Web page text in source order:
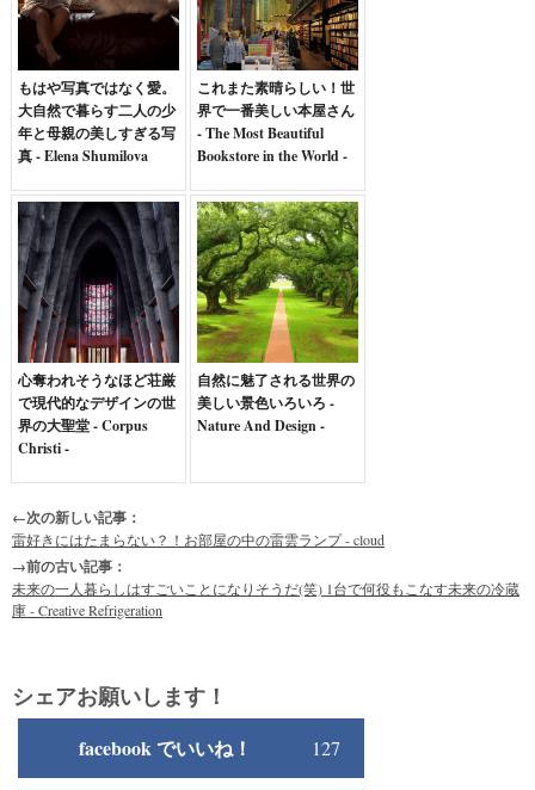
もはや写真ではなく愛。
大自然で暮らす二人の少
年と母親の美しすぎる写
真 - Elena Shumilova
これまた素晴らしい！世
界で一番美しい本屋さん
- The Most Beautiful
Bookstore in the World -
心奪われそうなほど荘厳
で現代的なデザインの世
界の大聖堂 - Corpus
Christi -
自然に魅了される世界の
美しい景色いろいろ -
Nature And Design -
←次の新しい記事：
雷好きにはたまらない？！お部屋の中の雷雲ランプ - cloud
→前の古い記事：
未来の一人暮らしはすごいことになりそうだ(笑) 1台で何役もこなす未来の冷蔵
庫 - Creative Refrigeration
シェアお願いします！
facebook でいいね！ 127